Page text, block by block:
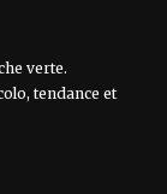
verte.
tendance et